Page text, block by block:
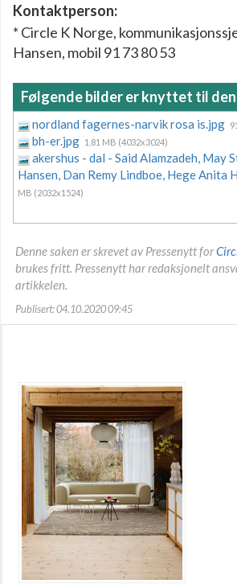
Kontaktperson:
* Circle K Norge,
Hansen, mobil 91 73 80 53
Følgende bilder er knyttet til
nordland fagernes-narvik rosa is.jpg
bh-er.jpg 1,81 MB (4032x3024)
akershus - dal - Said Alamzadeh, May
Hansen, Dan Remy Lindboe, Hege Anita
MB (2032x1524)
Denne saken er skrevet av Pressenytt for
brukes fritt. Pressenytt har redaksjonelt
artikkelen.
Publisert: 04.10.2020 09:45